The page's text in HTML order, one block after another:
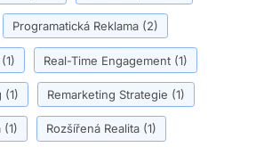
Programatická Reklama (2)
(1) Real-Time Engagement (1)
(1) Remarketing Strategie (1)
(1) Rozšířená Realita (1)